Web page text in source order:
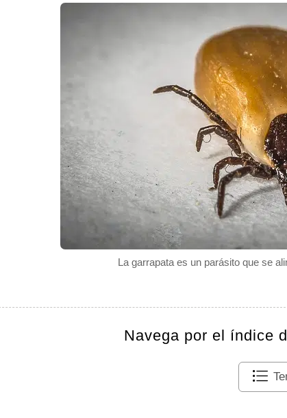
La garrapata es un parásito que se
Navega por el índice